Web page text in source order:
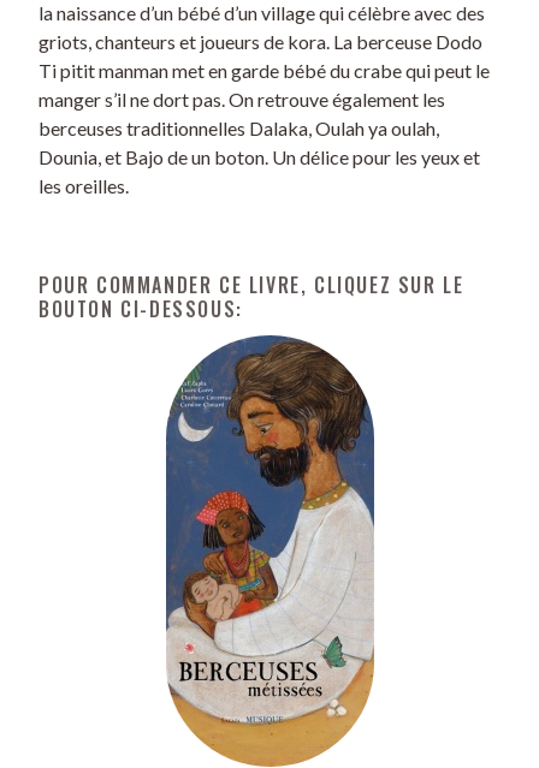
la naissance d’un bébé d’un village qui célèbre avec des
griots, chanteurs et joueurs de kora. La berceuse Dodo
Ti pitit manman met en garde bébé du crabe qui peut le
manger s’il ne dort pas. On retrouve également les
berceuses traditionnelles Dalaka, Oulah ya oulah,
Dounia, et Bajo de un boton. Un délice pour les yeux et
les oreilles.
POUR COMMANDER CE LIVRE, CLIQUEZ SUR LE
BOUTON CI-DESSOUS: